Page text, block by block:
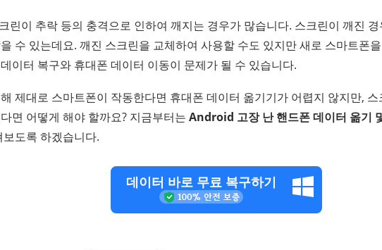
린이 추락 등의 충격으로 인하여 깨지는 경우가 많습니다. 스크린이 깨진
수 있는데요. 깨진 스크린을 교체하여 사용할 수도 있지만 새로 스마트폰
이터 복구와 휴대폰 데이터 이동이 문제가 될 수 있습니다.
제대로 스마트폰이 작동한다면 휴대폰 데이터 옮기기가 어렵지 않지만,
면 어떻게 해야 할까요? 지금부터는 Android 고장 난 핸드폰 데이터 옮기
보도록 하겠습니다.
데이터 바로 무료 복구하기